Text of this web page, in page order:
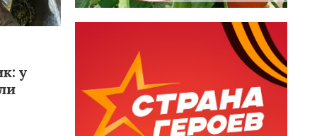
у